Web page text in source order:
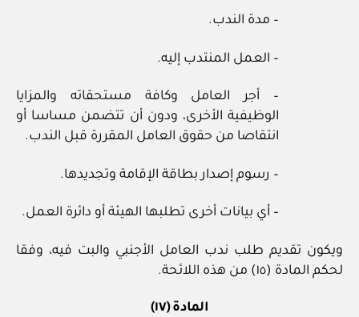
– مدة الندب.
– العمل المنتدب إليه.
– أجر العامل وكافة مستحقاته والمزايا
الوظيفية الأخرى، ودون أن تتضمن مساسا أو
انتقاصا من حقوق العامل المقررة قبل الندب.
– رسوم إصدار بطاقة الإقامة وتجديدها.
– أي بيانات أخرى تطلبها الهيئة أو دائرة العمل.
ويكون تقديم طلب ندب العامل الأجنبي والبت فيه، وفقا
لحكم المادة (١٥) من هذه اللائحة.
المادة (١٧)